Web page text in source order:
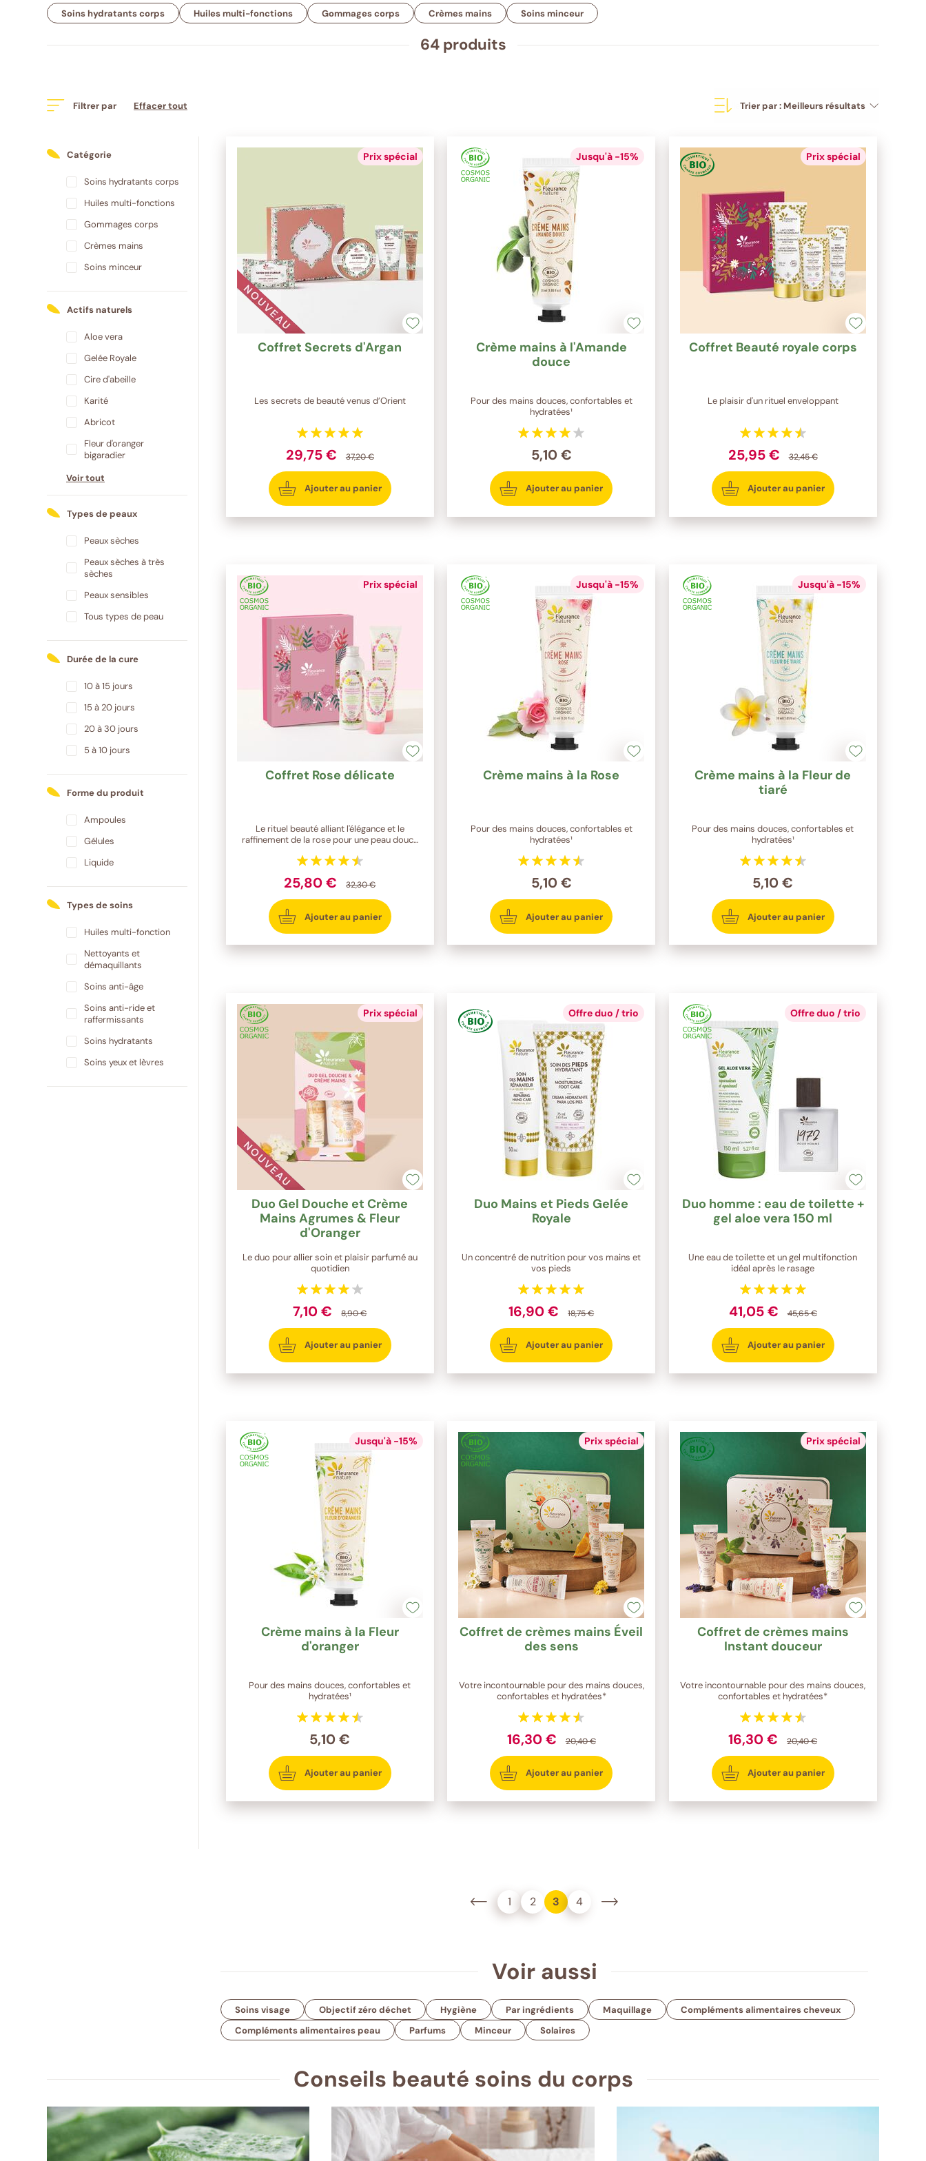
Soins hydratants corps Huiles multi-fonctions Gommages corps Crèmes mains Soins minceur
64 produits
Filtrer par Effacer tout Trier par : Meilleurs résultats
Catégorie
Soins hydratants corps
Huiles multi-fonctions
Gommages corps
Crèmes mains
Soins minceur
Actifs naturels
Aloe vera
Gelée Royale
Cire d'abeille
Karité
Abricot
Fleur d'oranger
bigaradier
Voir tout
Types de peaux
Peaux sèches
Peaux sèches à très
sèches
Peaux sensibles
Tous types de peau
Durée de la cure
10 à 15 jours
15 à 20 jours
20 à 30 jours
5 à 10 jours
Forme du produit
Ampoules
Gélules
Liquide
Types de soins
Huiles multi-fonction
Nettoyants et
démaquillants
Soins anti-âge
Soins anti-ride et
raffermissants
Soins hydratants
Soins yeux et lèvres
Prix spécial
Coffret Secrets d'Argan
Les secrets de beauté venus d’Orient
29,75 € 37,20 €
Ajouter au panier
Jusqu'à -15%
Crème mains à l'Amande
douce
Pour des mains douces, confortables et
hydratées¹
5,10 €
Ajouter au panier
Prix spécial
Coffret Beauté royale corps
Le plaisir d'un rituel enveloppant
25,95 € 32,45 €
Ajouter au panier
Prix spécial
Coffret Rose délicate
Le rituel beauté alliant l'élégance et le
raffinement de la rose pour une peau douce
25,80 € 32,30 €
Ajouter au panier
Jusqu'à -15%
Crème mains à la Rose
Pour des mains douces, confortables et
hydratées¹
5,10 €
Ajouter au panier
Jusqu'à -15%
Crème mains à la Fleur de
tiaré
Pour des mains douces, confortables et
hydratées¹
5,10 €
Ajouter au panier
Prix spécial
Duo Gel Douche et Crème
Mains Agrumes & Fleur
d'Oranger
Le duo pour allier soin et plaisir parfumé au
quotidien
7,10 € 8,90 €
Ajouter au panier
Offre duo / trio
Duo Mains et Pieds Gelée
Royale
Un concentré de nutrition pour vos mains et
vos pieds
16,90 € 18,75 €
Ajouter au panier
Offre duo / trio
Duo homme : eau de toilette +
gel aloe vera 150 ml
Une eau de toilette et un gel multifonction
idéal après le rasage
41,05 € 45,65 €
Ajouter au panier
Jusqu'à -15%
Crème mains à la Fleur
d'oranger
Pour des mains douces, confortables et
hydratées¹
5,10 €
Ajouter au panier
Prix spécial
Coffret de crèmes mains Éveil
des sens
Votre incontournable pour des mains douces,
confortables et hydratées*
16,30 € 20,40 €
Ajouter au panier
Prix spécial
Coffret de crèmes mains
Instant douceur
Votre incontournable pour des mains douces,
confortables et hydratées*
16,30 € 20,40 €
Ajouter au panier
1 2 3 4
Voir aussi
Soins visage Objectif zéro déchet Hygiène Par ingrédients Maquillage
Compléments alimentaires cheveux
Compléments alimentaires peau
Parfums Minceur Solaires
Conseils beauté soins du corps